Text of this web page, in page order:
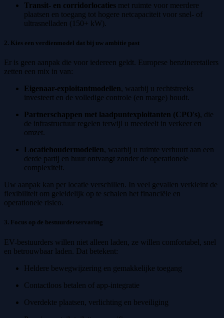
Transit- en corridorlocaties met ruimte voor meerdere
plaatsen en toegang tot hogere netcapaciteit voor snel- of
ultrasnelladen (150+ kW).
2. Kies een verdienmodel dat bij uw ambitie past
Er is geen aanpak die voor iedereen geldt. Europese benzineretailers
zetten een mix in van:
Eigenaar-exploitantmodellen, waarbij u rechtstreeks
investeert en de volledige controle (en marge) houdt.
Partnerschappen met laadpuntexploitanten (CPO's), die
de infrastructuur regelen terwijl u meedeelt in verkeer en
omzet.
Locatiehoudermodellen, waarbij u ruimte verhuurt aan een
derde partij en huur ontvangt zonder de operationele
complexiteit.
Uw aanpak kan per locatie verschillen. In veel gevallen verkleint de
flexibiliteit om geleidelijk op te schalen het financiële en
operationele risico.
3. Focus op de bestuurderservaring
EV-bestuurders willen niet alleen laden, ze willen comfortabel, snel
en betrouwbaar laden. Dat betekent:
Heldere bewegwijzering en gemakkelijke toegang
Contactloos betalen of app-integratie
Overdekte plaatsen, verlichting en beveiliging